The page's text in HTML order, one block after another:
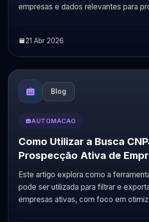
empresas e dados relevantes para
21 Abr 2026
Blog
AUTOMACAO
Como Utilizar a Busca
Prospecção Ativa de
Este artigo explora como a
pode ser utilizada para filtrar e
empresas ativas, com foco em